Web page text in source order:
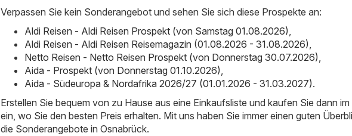
Verpassen Sie kein Sonderangebot und sehen Sie sich diese Prospekte an:
Aldi Reisen - Aldi Reisen Prospekt (von Samstag 01.08.2026),
Aldi Reisen - Aldi Reisen Reisemagazin (01.08.2026 - 31.08.2026),
Netto Reisen - Netto Reisen Prospekt (von Donnerstag 30.07.2026),
Aida - Prospekt (von Donnerstag 01.10.2026),
Aida - Südeuropa & Nordafrika 2026/27 (01.01.2026 - 31.03.2027).
Erstellen Sie bequem von zu Hause aus eine Einkaufsliste und kaufen Sie dann im
ein, wo Sie den besten Preis erhalten. Mit uns haben Sie immer einen guten
die Sonderangebote in Osnabrück.